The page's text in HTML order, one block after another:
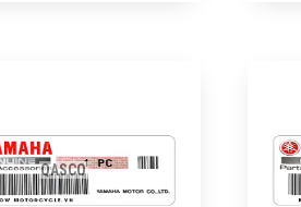
QASCO